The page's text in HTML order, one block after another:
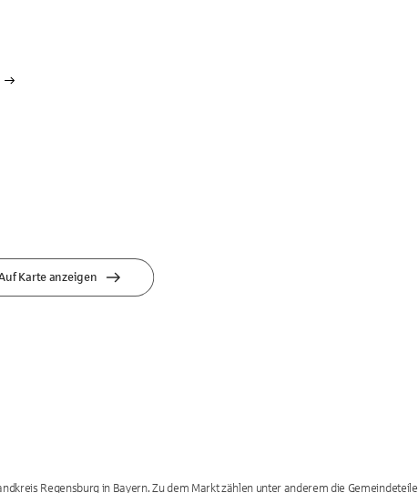
Karte anzeigen
Regensburg in Bayern. Zu dem Markt zählen unter anderem die Gemeindeteile